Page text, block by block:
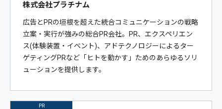
株式会社プラチナム
広告とPRの垣根を超えた統合コミュニケーションの戦略
立案・実行が強みの総合PR会社。PR、エクスペリエン
ス(体験装置・イベント)、アドテクノロジーによるター
ゲティングPRなど「ヒトを動かす」ためのあらゆるソリ
ューションを提供します。
PR